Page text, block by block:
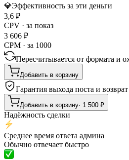
💎Эффективность за эти деньги
3,6 ₽
CPV · за показ
3 606 ₽
CPM · за 1000
Пересчитывается от формата и
Добавить в корзину
Гарантия выхода поста и возврат
Добавить в корзину· 1 500 ₽
Надёжность сделки
Среднее время ответа админа
Обычно отвечает быстро